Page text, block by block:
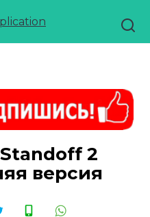
2
версия